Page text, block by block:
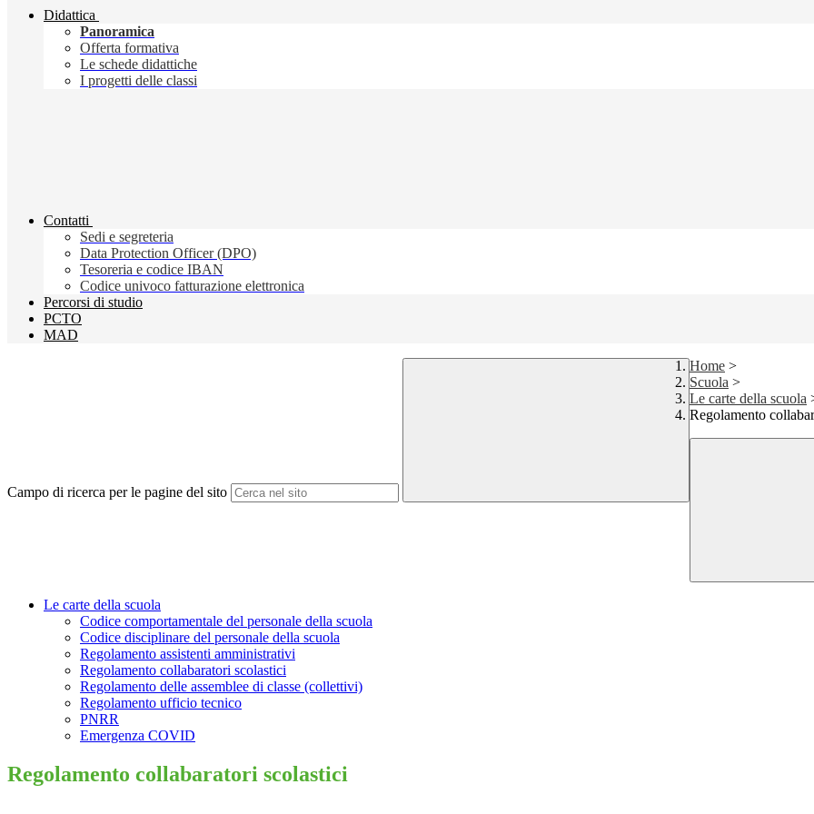
Didattica
Panoramica
Offerta formativa
Le schede didattiche
I progetti delle classi
Contatti
Sedi e segreteria
Data Protection Officer (DPO)
Tesoreria e codice IBAN
Codice univoco fatturazione elettronica
Percorsi di studio
PCTO
MAD
Campo di ricerca per le pagine del sito
Home >
Scuola >
Le carte della scuola
Regolamento
Le carte della scuola
Codice comportamentale del personale della scuola
Codice disciplinare del personale della scuola
Regolamento assistenti amministrativi
Regolamento collabaratori scolastici
Regolamento delle assemblee di classe (collettivi)
Regolamento ufficio tecnico
PNRR
Emergenza COVID
Regolamento collabaratori scolastici